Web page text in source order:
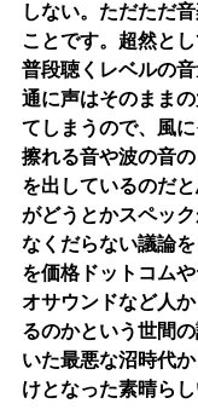
しない。ただただ
ことです。超然と
普段聴くレベルの
通に声はそのまま
てしまうので、風
擦れる音や波の音
を出しているのだ
がどうとかスペッ
なくだらない議論
を価格ドットコム
オサウンドなど人
るのかという世間
いた最悪な沼時代
けとなった素晴らし